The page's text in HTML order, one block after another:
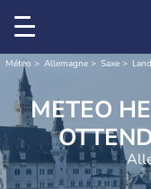
Météo Allemagne Saxe
METEO